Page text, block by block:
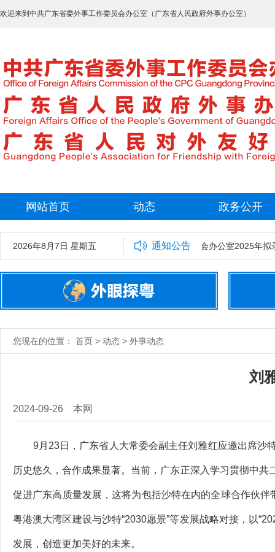
欢迎来到中共广东省委外事工作委员会办公室（广东省人民政府外事办公室）
网站首页 动态 政务公开
2026年8月7日 星期五 通知公告
中共广东省委外事工作委员会办公室2025年拟
您现在的位置： 首页 > 动态 > 外事动态
刘
2024-09-26 本网
9月23日，广东省人大常委会副主任刘雅红应邀出席沙
历史悠久，合作成果显著。当前，广东正深入学习贯彻中
促进广东高质量发展，这将为包括沙特在内的全球合作伙
粤港澳大湾区建设与沙特“2030愿景”等发展战略对接，以
发展，创造更加美好的未来。